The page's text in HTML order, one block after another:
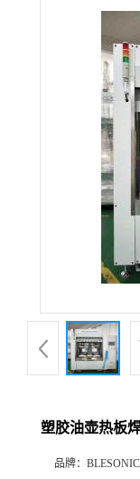
塑胶油壶热板
品牌：